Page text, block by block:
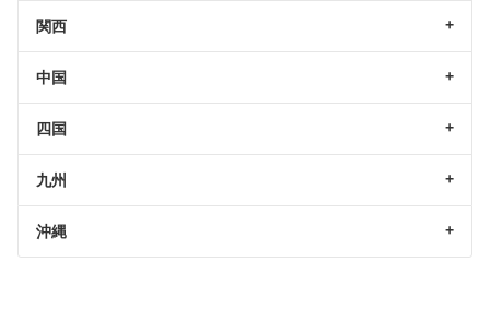
関西
中国
四国
九州
沖縄